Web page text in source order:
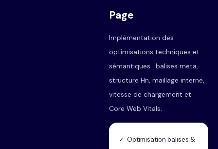
Page
Implémentation des
optimisations techniques et
sémantiques : balises meta,
structure Hn, maillage interne,
vitesse de chargement et
Core Web Vitals.
✓ Optimisation balises &